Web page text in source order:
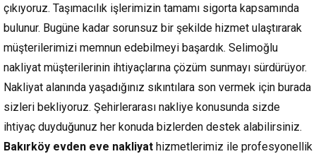
çıkıyoruz. Taşımacılık işlerimizin tamamı sigorta kapsamında
bulunur. Bugüne kadar sorunsuz bir şekilde hizmet ulaştırarak
müşterilerimizi memnun edebilmeyi başardık. Selimoğlu
nakliyat müşterilerinin ihtiyaçlarına çözüm sunmayı sürdürüyor.
Nakliyat alanında yaşadığınız sıkıntılara son vermek için burada
sizleri bekliyoruz. Şehirlerarası nakliye konusunda sizde
ihtiyaç duyduğunuz her konuda bizlerden destek alabilirsiniz.
Bakırköy evden eve nakliyat hizmetlerimiz ile profesyonellik